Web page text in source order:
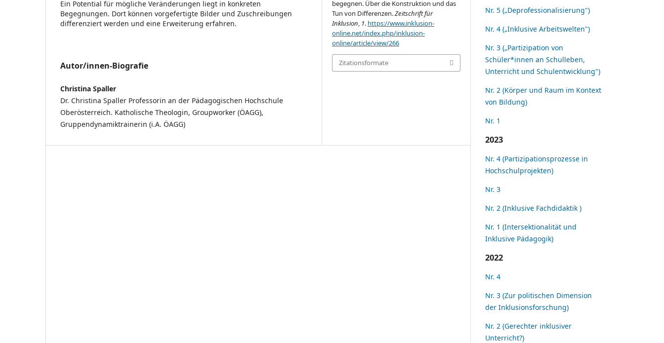
Ein Potential für mögliche Veränderungen liegt in konkreten
Begegnungen. Dort können vorgefertigte Bilder und Zuschreibungen
differenziert werden und eine Erweiterung erfahren.
Autor/innen-Biografie
Christina Spaller
Dr. Christina Spaller Professorin an der Pädagogischen Hochschule
Oberösterreich. Katholische Theologin, Groupworker (ÖAGG),
Gruppendynamiktrainerin (i.A. ÖAGG)
begegnen. Über die Konstruktion und das
Tun von Differenzen.Zeitschrift für
Inklusion, 1. https://www.inklusion-
online.net/index.php/inklusion-
online/article/view/266
Zitationsformate
Nr. 5 („Deprofessionalisierung")
Nr. 4 („Inklusive Arbeitswelten")
Nr. 3 („Partizipation von
Schüler*innen an Schulleben,
Unterricht und Schulentwicklung")
Nr. 2 (Körper und Raum im Kontext
von Bildung)
Nr. 1
2023
Nr. 4 (Partizipationsprozesse in
Hochschulprojekten)
Nr. 3
Nr. 2 (Inklusive Fachdidaktik )
Nr. 1 (Intersektionalität und
Inklusive Pädagogik)
2022
Nr. 4
Nr. 3 (Zur politischen Dimension
der Inklusionsforschung)
Nr. 2 (Gerechter inklusiver
Unterricht?)